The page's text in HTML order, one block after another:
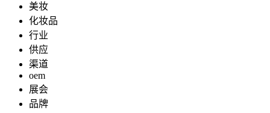
美妆
化妆品
行业
供应
渠道
oem
展会
品牌